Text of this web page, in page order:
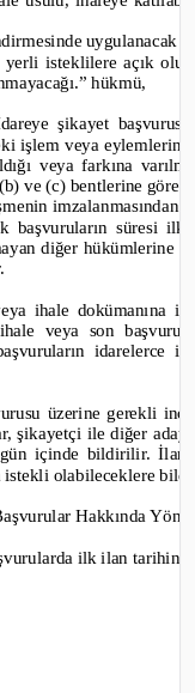
uygulanacak
yerli isteklilere açık
hükmü,
şikayet
işlem veya eylemlerin
veya farkına
ve (c) bentlerine göre
imzalanmasından
başvuruların süresi
diğer hükümlerine
ihale dokümanına
veya son
idarelerce
üzerine gerekli
şikayetçi ile diğer
içinde bildirilir.
istekli olabileceklere
Hakkında
ilk ilan